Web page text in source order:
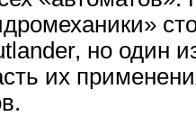
но один
их